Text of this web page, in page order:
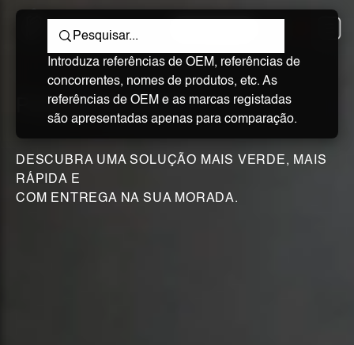
Parts to The World
DESCUBRA UMA SOLUÇÃO MAIS VERDE, MAIS
RÁPIDA E
COM ENTREGA NA SUA MORADA.
Introduza referências de OEM, referências de
concorrentes, nomes de produtos, etc. As
referências de OEM e as marcas registadas
são apresentadas apenas para comparação.